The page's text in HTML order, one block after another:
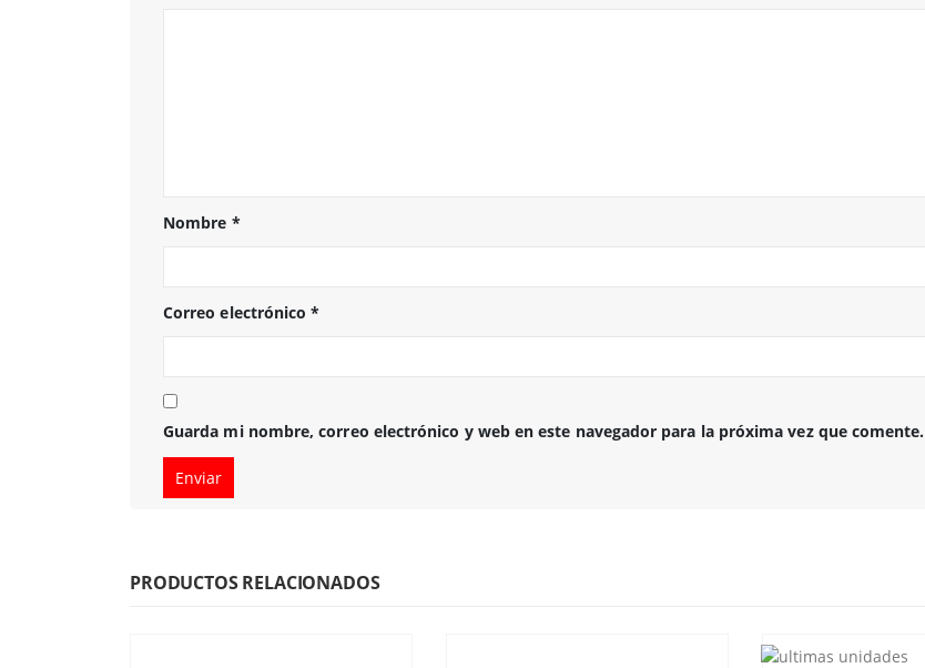
Nombre *
Correo electrónico*
Guarda mi nombre, correo electrónico y web en este navegador para la próxima vez que comente.
PRODUCTOS RELACIONADOS